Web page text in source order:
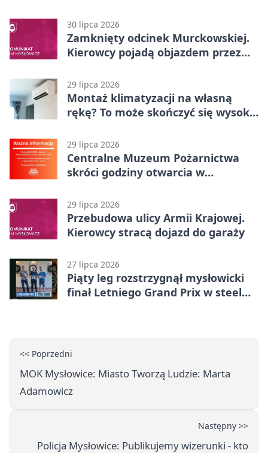
30 lipca 2026
Zamknięty odcinek Murckowskiej.
Kierowcy pojadą objazdem przez
29 lipca 2026
Montaż klimatyzacji na własną
rękę? To może skończyć się wysoką
29 lipca 2026
Centralne Muzeum Pożarnictwa
skróci godziny otwarcia w
29 lipca 2026
Przebudowa ulicy Armii Krajowej.
Kierowcy stracą dojazd do garaży
27 lipca 2026
Piąty leg rozstrzygnął mysłowicki
finał Letniego Grand Prix w steel
<< Poprzedni
MOK Mysłowice: Miasto Tworzą Ludzie: Marta
Adamowicz
Następny >>
Policja Mysłowice: Publikujemy wizerunki - kto